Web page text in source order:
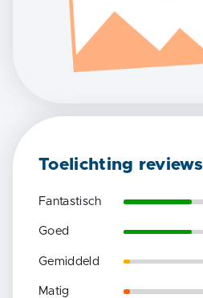
Toelichting reviews
Fantastisch
Goed
Gemiddeld
Matig